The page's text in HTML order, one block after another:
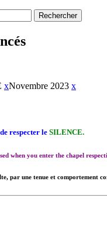
xNovembre 2023 x
respecter le SILENCE.
when you enter the chapel
par une tenue et comportement